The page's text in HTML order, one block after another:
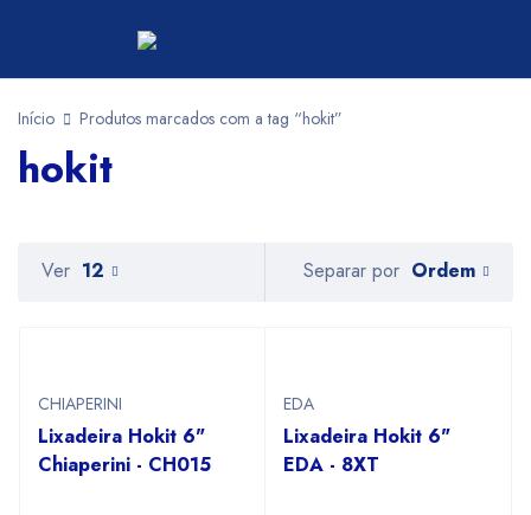
Início Produtos marcados com a tag “hokit”
hokit
Separar por Ordem
Ver 12
CHIAPERINI
Lixadeira Hokit 6"
Chiaperini - CH015
EDA
Lixadeira Hokit 6"
EDA - 8XT